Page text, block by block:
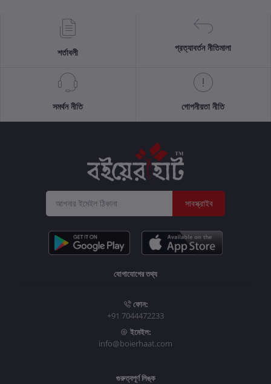
শর্তাবলী প্রত্যাবর্তন নীতিমালা
সমর্থন নীতি গোপনীয়তা নীতি
সাবস্ক্রাইব
যোগাযোগের তথ্য
ফোন:
+91 7044472233
ইমেইল:
info@boierhaat.com
গুরুত্বপূর্ণ লিঙ্ক